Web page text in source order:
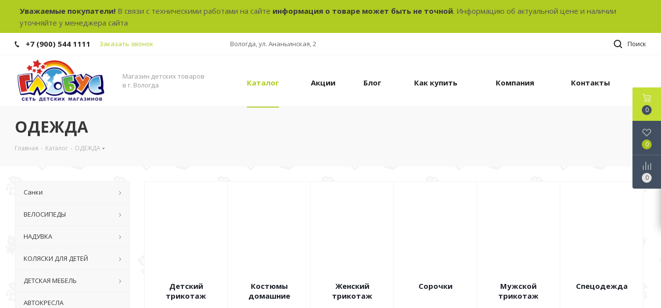
Уважаемые покупатели! В связи с техническими работами на сайте информация о товаре может быть не точной. Информацию об актуальной цене и наличии
уточняйте у менеджера сайта
+7 (900) 544 1111 Заказать звонок Вологда, ул. Ананьинская, 2 Поиск
Магазин детских товаров
в г. Вологда
Каталог Акции Блог Как купить Компания Контакты
ОДЕЖДА
Главная - Каталог - ОДЕЖДА
Детский
трикотаж
Костюмы
домашние
Женский
трикотаж
Сорочки
Мужской
трикотаж
Спецодежда
Санки
ВЕЛОСИПЕДЫ
НАДУВКА
КОЛЯСКИ ДЛЯ ДЕТЕЙ
ДЕТСКАЯ МЕБЕЛЬ
АВТОКРЕСЛА
0
0
0